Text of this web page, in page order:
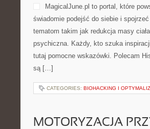
MagicalJune.pl to portal, które
świadomie podejść do siebie i
tematom takim jak redukcja masy
psychiczna. Każdy, kto szuka
tutaj pomocne wskazówki. Polecam
są […]
CATEGORIES: BIOHACKING I
MOTORYZACJA